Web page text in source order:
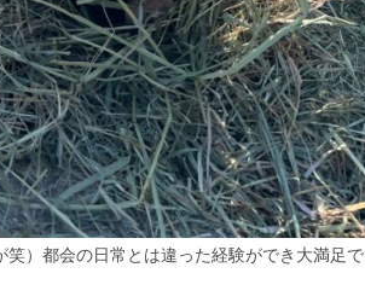
）都会の日常とは違った経験ができ大満足で